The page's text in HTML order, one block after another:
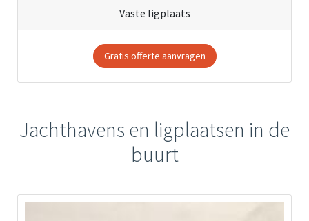
Vaste ligplaats
Gratis offerte aanvragen
Jachthavens en ligplaatsen in de
buurt